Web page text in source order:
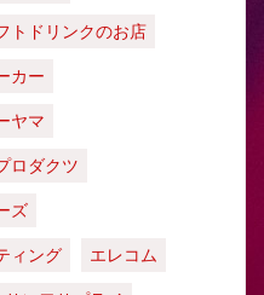
トドリンクのお店
カー
ヤマ
ロダクツ
ズ
ィング
エレコム